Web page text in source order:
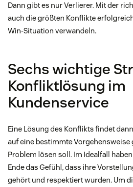
Dann gibt es nur Verlierer. Mit der
auch die größten Konflikte
Win-Situation verwandeln.
Sechs wichtige
Konfliktlösung im
Kundenservice
Eine Lösung des Konflikts findet
auf eine bestimmte Vorgehensweise
Problem lösen soll. Im Idealfall
Ende das Gefühl, dass ihre
gehört und respektiert wurden. Um